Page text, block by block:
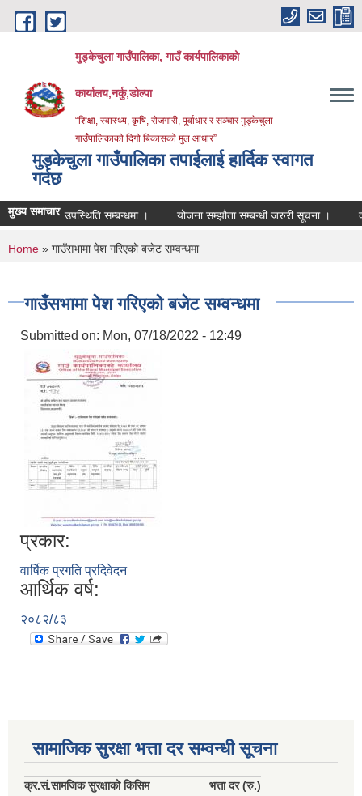
Skip to main content
मुड्केचुला गाउँपालिका, गाउँ कार्यपालिकाको
कार्यालय,नर्कु,डोल्पा
“शिक्षा, स्वास्थ्य, कृषि, रोजगारी, पूर्वाधार र सञ्चार मुड्केचुला
गाउँपालिकाको दिगो बिकासको मुल आधार”
मुड्केचुला गाउँपालिका तपाईलाई हार्दिक स्वागत
गर्दछ
मुख्य समाचार
उपस्थिति सम्बन्धमा । योजना सम्झौता सम्बन्धी जरुरी सूचना । व्यवशाय
You are here
Home » गाउँसभामा पेश गरिएको बजेट सम्वन्धमा
गाउँसभामा पेश गरिएको बजेट सम्वन्धमा
Submitted on: Mon, 07/18/2022 - 12:49
प्रकार:
वार्षिक प्रगति प्रदिवेदन
आर्थिक वर्ष:
२०८२/८३
सामाजिक सुरक्षा भत्ता दर सम्वन्धी सूचना
क्र.सं.सामजिक सुरक्षाको किसिम
भत्ता दर (रु.)